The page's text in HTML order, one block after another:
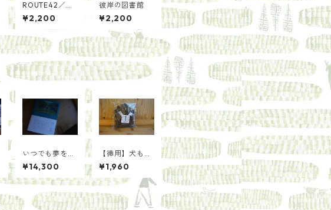
ROUTE42／
著：ヘメンディ
ンガー 綾 写
真：丸山由起
¥2,200
彼岸の図書館
¥2,200
いつでも夢を／
上田義彦【サイ
ン入り】
¥14,300
【徳用】犬も喜
ぶ、猫も納得の
鹿まんま[種類
いろいろ]
¥1,960